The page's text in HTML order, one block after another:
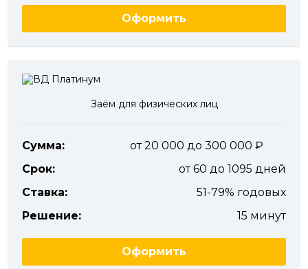
Оформить
Заём для физических лиц
Сумма:
от 20 000 до 300 000
Срок:
от 60 до 1095 дней
Ставка:
51-79% годовых
Решение:
15 минут
Оформить